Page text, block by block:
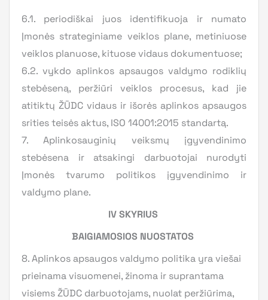
6.1. periodiškai juos identifikuoja ir numato
Įmonės strateginiame veiklos plane, metiniuose
veiklos planuose, kituose vidaus dokumentuose;
6.2. vykdo aplinkos apsaugos valdymo rodiklių
stebėseną, peržiūri veiklos procesus, kad jie
atitiktų ŽŪDC vidaus ir išorės aplinkos apsaugos
srities teisės aktus, ISO 14001:2015 standartą.
7. Aplinkosauginių veiksmų įgyvendinimo
stebėsena ir atsakingi darbuotojai nurodyti
Įmonės tvarumo politikos įgyvendinimo ir
valdymo plane.
IV SKYRIUS
BAIGIAMOSIOS NUOSTATOS
8. Aplinkos apsaugos valdymo politika yra viešai
prieinama visuomenei, žinoma ir suprantama
visiems ŽŪDC darbuotojams, nuolat peržiūrima,